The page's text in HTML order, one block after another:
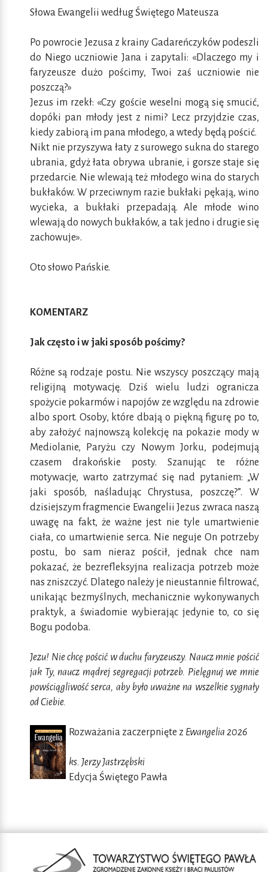
Słowa Ewangelii według Świętego Mateusza
Po powrocie Jezusa z krainy Gadareńczyków podeszli
do Niego uczniowie Jana i zapytali: «Dlaczego my i
faryzeusze dużo pościmy, Twoi zaś uczniowie nie
poszczą?»
Jezus im rzekł: «Czy goście weselni mogą się smucić,
dopóki pan młody jest z nimi? Lecz przyjdzie czas,
kiedy zabiorą im pana młodego, a wtedy będą pościć.
Nikt nie przyszywa łaty z surowego sukna do starego
ubrania, gdyż łata obrywa ubranie, i gorsze staje się
przedarcie. Nie wlewają też młodego wina do starych
bukłaków. W przeciwnym razie bukłaki pękają, wino
wycieka, a bukłaki przepadają. Ale młode wino
wlewają do nowych bukłaków, a tak jedno i drugie się
zachowuje».
Oto słowo Pańskie.
KOMENTARZ
Jak często i w jaki sposób pościmy?
Różne są rodzaje postu. Nie wszyscy poszczący mają
religijną motywację. Dziś wielu ludzi ogranicza
spożycie pokarmów i napojów ze względu na zdrowie
albo sport. Osoby, które dbają o piękną figurę po to,
aby założyć najnowszą kolekcję na pokazie mody w
Mediolanie, Paryżu czy Nowym Jorku, podejmują
czasem drakońskie posty. Szanując te różne
motywacje, warto zatrzymać się nad pytaniem: „W
jaki sposób, naśladując Chrystusa, poszczę?”. W
dzisiejszym fragmencie Ewangelii Jezus zwraca naszą
uwagę na fakt, że ważne jest nie tyle umartwienie
ciała, co umartwienie serca. Nie neguje On potrzeby
postu, bo sam nieraz pościł, jednak chce nam
pokazać, że bezrefleksyjna realizacja potrzeb może
nas zniszczyć. Dlatego należy je nieustannie filtrować,
unikając bezmyślnych, mechanicznie wykonywanych
praktyk, a świadomie wybierając jedynie to, co się
Bogu podoba.
Jezu! Nie chcę pościć w duchu faryzeuszy. Naucz mnie pościć
jak Ty, naucz mądrej segregacji potrzeb. Pielęgnuj we mnie
powściągliwość serca, aby było uważne na wszelkie sygnały
od Ciebie.
Rozważania zaczerpnięte z Ewangelia 2026
ks. Jerzy Jastrzębski
Edycja Świętego Pawła